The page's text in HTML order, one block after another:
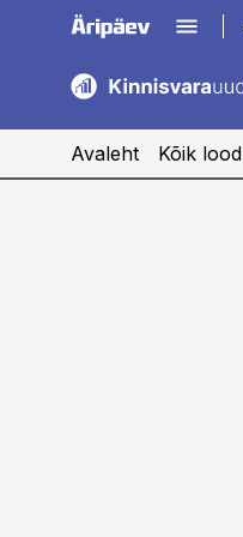
kaubandus.ee
logistikauudised.ee
Avaleht Kõik lood